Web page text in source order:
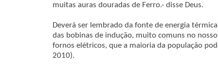
muitas auras douradas de Ferro.- disse Deus.
Deverá ser lembrado da fonte de energia
das bobinas de indução, muito comuns no
fornos elétricos, que a maioria da população
2010).